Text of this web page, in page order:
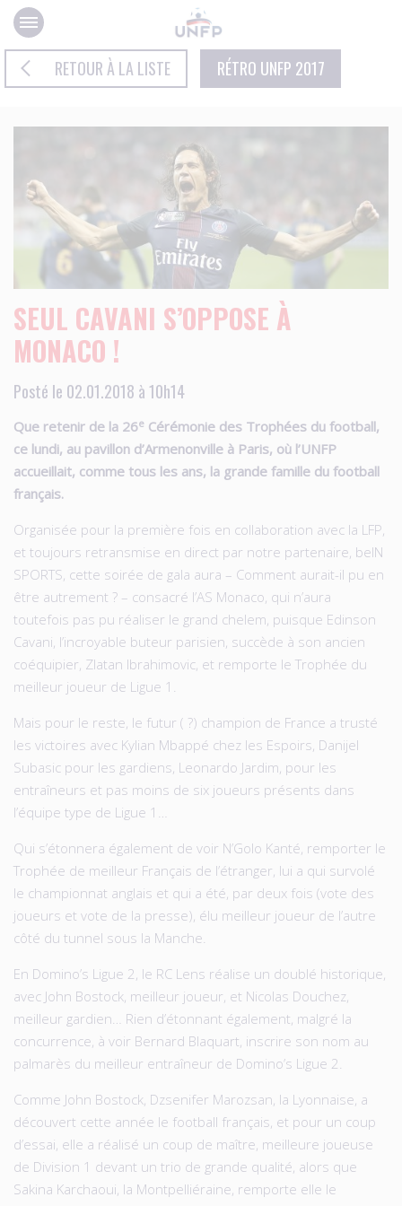
Panneau de gestion des cookies
RETOUR À LA LISTE RÉTRO UNFP 2017
SEUL CAVANI S’OPPOSE À
MONACO !
Posté le 02.01.2018 à 10h14
Que retenir de la 26e Cérémonie des Trophées du football,
ce lundi, au pavillon d’Armenonville à Paris, où l’UNFP
accueillait, comme tous les ans, la grande famille du football
français.
Organisée pour la première fois en collaboration avec la LFP,
et toujours retransmise en direct par notre partenaire, beIN
SPORTS, cette soirée de gala aura – Comment aurait-il pu en
être autrement ? – consacré l’AS Monaco, qui n’aura
toutefois pas pu réaliser le grand chelem, puisque Edinson
Cavani, l’incroyable buteur parisien, succède à son ancien
coéquipier, Zlatan Ibrahimovic, et remporte le Trophée du
meilleur joueur de Ligue 1.
Mais pour le reste, le futur ( ?) champion de France a trusté
les victoires avec Kylian Mbappé chez les Espoirs, Danijel
Subasic pour les gardiens, Leonardo Jardim, pour les
entraîneurs et pas moins de six joueurs présents dans
l’équipe type de Ligue 1…
Qui s’étonnera également de voir N’Golo Kanté, remporter le
Trophée de meilleur Français de l’étranger, lui a qui survolé
le championnat anglais et qui a été, par deux fois (vote des
joueurs et vote de la presse), élu meilleur joueur de l’autre
côté du tunnel sous la Manche.
En Domino’s Ligue 2, le RC Lens réalise un doublé historique,
avec John Bostock, meilleur joueur, et Nicolas Douchez,
meilleur gardien… Rien d’étonnant également, malgré la
concurrence, à voir Bernard Blaquart, inscrire son nom au
palmarès du meilleur entraîneur de Domino’s Ligue 2.
Comme John Bostock, Dzsenifer Marozsan, la Lyonnaise, a
découvert cette année le football français, et pour un coup
d’essai, elle a réalisé un coup de maître, meilleure joueuse
de Division 1 devant un trio de grande qualité, alors que
Sakina Karchaoui, la Montpelliéraine, remporte elle le